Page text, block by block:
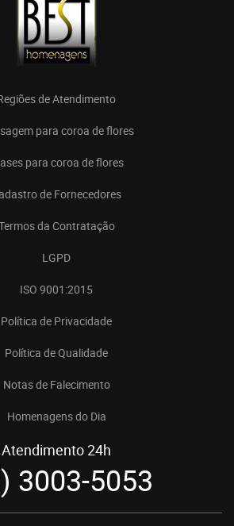
de Atendimento
para coroa de flores
para coroa de flores
de Fornecedores
da Contratação
LGPD
ISO 9001:2015
Política de Privacidade
Política de Qualidade
Notas de Falecimento
Homenagens do Dia
Atendimento 24h
3003-5053